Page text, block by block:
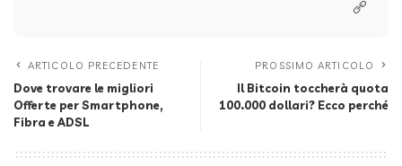
ARTICOLO PRECEDENTE
Dove trovare le migliori
Offerte per Smartphone,
Fibra e ADSL
PROSSIMO ARTICOLO
Il Bitcoin toccherà quota
100.000 dollari? Ecco perché